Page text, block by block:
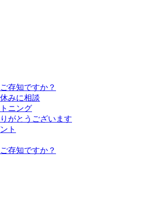
存知ですか？
みに相談
ニング
がとうございます
ト
存知ですか？